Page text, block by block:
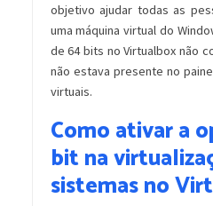
objetivo ajudar todas as
uma máquina virtual do
de 64 bits no Virtualbox não
não estava presente no
virtuais.
Como ativar a
bit na
sistemas no